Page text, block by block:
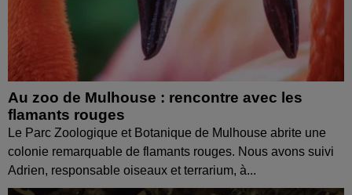
Au zoo de Mulhouse : rencontre avec les
flamants rouges
Le Parc Zoologique et Botanique de Mulhouse abrite une
colonie remarquable de flamants rouges. Nous avons suivi
Adrien, responsable oiseaux et terrarium, à...